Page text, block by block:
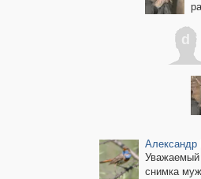
d
Александр
Уважаемый
снимка